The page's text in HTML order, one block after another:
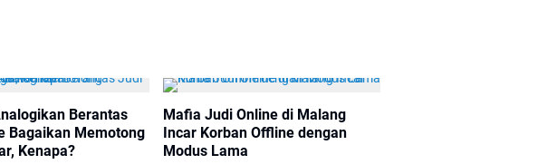
Berantas
Bagaikan Memotong
Kenapa?
Mafia Judi Online di Malang
Incar Korban Offline dengan
Modus Lama